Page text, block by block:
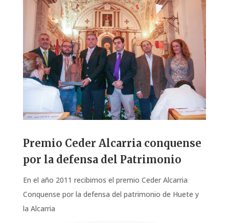
Premio Ceder Alcarria conquense
por la defensa del Patrimonio
En el año 2011 recibimos el premio Ceder Alcarria
Conquense por la defensa del patrimonio de Huete y
la Alcarria